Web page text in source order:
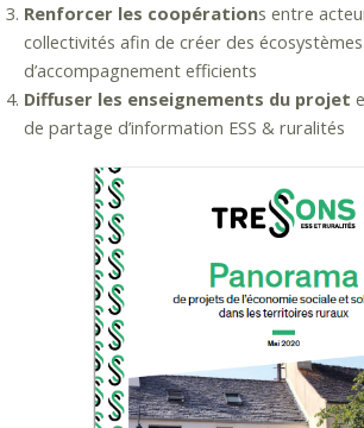
Renforcer les coopérations entre
collectivités afin de créer des
d’accompagnement efficients
Diffuser les enseignements du projet
de partage d’information ESS & ruralités